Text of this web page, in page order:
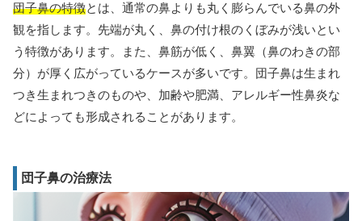
団子鼻の特徴とは、通常の鼻よりも丸く膨らんでいる鼻の外
観を指します。先端が丸く、鼻の付け根のくぼみが浅いとい
う特徴があります。また、鼻筋が低く、鼻翼（鼻のわきの部
分）が厚く広がっているケースが多いです。団子鼻は生まれ
つき生まれつきのものや、加齢や肥満、アレルギー性鼻炎な
どによっても形成されることがあります。
団子鼻の治療法